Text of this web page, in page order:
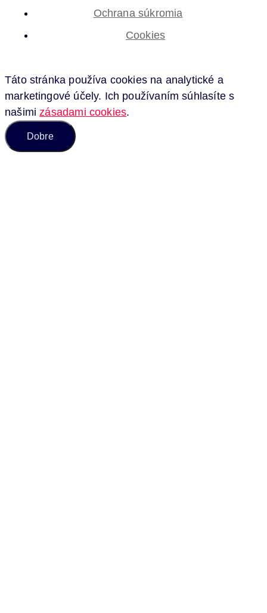
Ochrana súkromia
Cookies
Táto stránka používa cookies na analytické a
marketingové účely. Ich používaním súhlasíte s
našimizásadami cookies.
Dobre